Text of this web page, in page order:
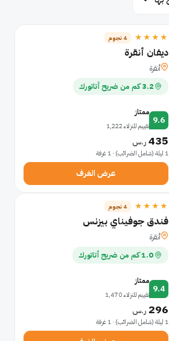
★★★★ 4 نجوم
ديفان أنقرة
أنقرة
3.2 كم من ضريح أتاتورك
9.6
ممتاز
تقييم للنزلاء 1,222
435 ر.س
1 ليلة (شامل الضرائب) · 1 غرفة
عرض الغرف
★★★★ 4 نجوم
فندق جوفيناي بيزنس
أنقرة
1.0 كم من ضريح أتاتورك
9.4
ممتاز
تقييم للنزلاء 1,470
296 ر.س
1 ليلة (شامل الضرائب) · 1 غرفة